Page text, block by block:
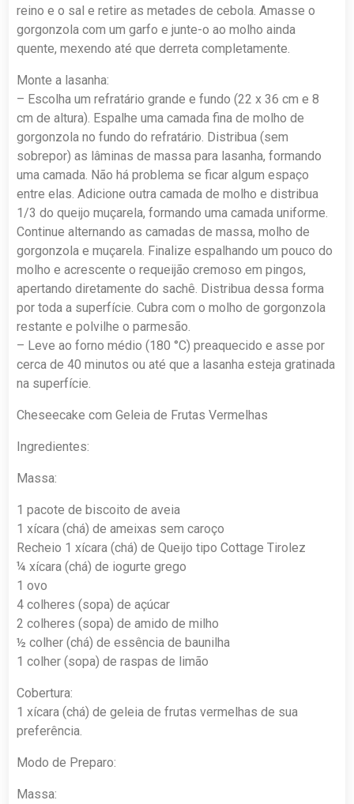
reino e o sal e retire as metades de cebola. Amasse o
gorgonzola com um garfo e junte-o ao molho ainda
quente, mexendo até que derreta completamente.
Monte a lasanha:
– Escolha um refratário grande e fundo (22 x 36 cm e 8
cm de altura). Espalhe uma camada fina de molho de
gorgonzola no fundo do refratário. Distribua (sem
sobrepor) as lâminas de massa para lasanha, formando
uma camada. Não há problema se ficar algum espaço
entre elas. Adicione outra camada de molho e distribua
1/3 do queijo muçarela, formando uma camada uniforme.
Continue alternando as camadas de massa, molho de
gorgonzola e muçarela. Finalize espalhando um pouco do
molho e acrescente o requeijão cremoso em pingos,
apertando diretamente do sachê. Distribua dessa forma
por toda a superfície. Cubra com o molho de gorgonzola
restante e polvilhe o parmesão.
– Leve ao forno médio (180 °C) preaquecido e asse por
cerca de 40 minutos ou até que a lasanha esteja gratinada
na superfície.
Cheseecake com Geleia de Frutas Vermelhas
Ingredientes:
Massa:
1 pacote de biscoito de aveia
1 xícara (chá) de ameixas sem caroço
Recheio 1 xícara (chá) de Queijo tipo Cottage Tirolez
¼ xícara (chá) de iogurte grego
1 ovo
4 colheres (sopa) de açúcar
2 colheres (sopa) de amido de milho
½ colher (chá) de essência de baunilha
1 colher (sopa) de raspas de limão
Cobertura:
1 xícara (chá) de geleia de frutas vermelhas de sua
preferência.
Modo de Preparo:
Massa: